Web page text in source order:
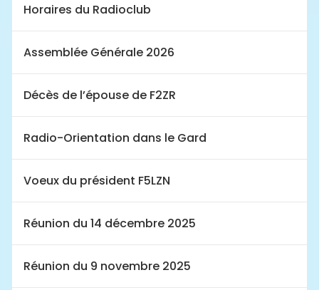
Horaires du Radioclub
Assemblée Générale 2026
Décès de l’épouse de F2ZR
Radio-Orientation dans le Gard
Voeux du président F5LZN
Réunion du 14 décembre 2025
Réunion du 9 novembre 2025